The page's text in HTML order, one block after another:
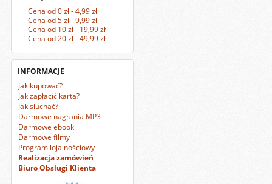
Cena od 0 zł - 4,99 zł
Cena od 5 zł - 9,99 zł
Cena od 10 zł - 19,99 zł
Cena od 20 zł - 49,99 zł
INFORMACJE
Jak kupować?
Jak zapłacić kartą?
Jak słuchać?
Darmowe nagrania MP3
Darmowe ebooki
Darmowe filmy
Program lojalnościowy
Realizacja zamówień
Biuro Obslugi Klienta